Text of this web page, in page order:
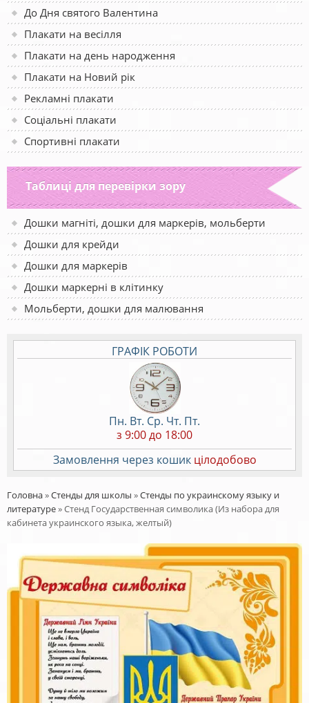
До Дня святого Валентина
Плакати на весілля
Плакати на день народження
Плакати на Новий рік
Рекламні плакати
Соціальні плакати
Спортивні плакати
Таблиці для перевірки зору
Дошки магніті, дошки для маркерів, мольберти
Дошки для крейди
Дошки для маркерів
Дошки маркерні в клітинку
Мольберти, дошки для малювання
ГРАФІК РОБОТИ
Пн. Вт. Ср. Чт. Пт.
з 9:00 до 18:00
Замовлення через кошик цілодобово
Головна»Стенды для школы »Стенды по украинскому языку и
литературе»Стенд Государственная символика (Из набора для
кабинета украинского языка, желтый)